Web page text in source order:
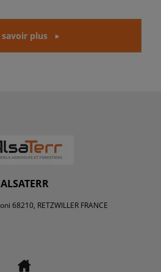
savoir plus
ALSATERR
68210, RETZWILLER FRANCE